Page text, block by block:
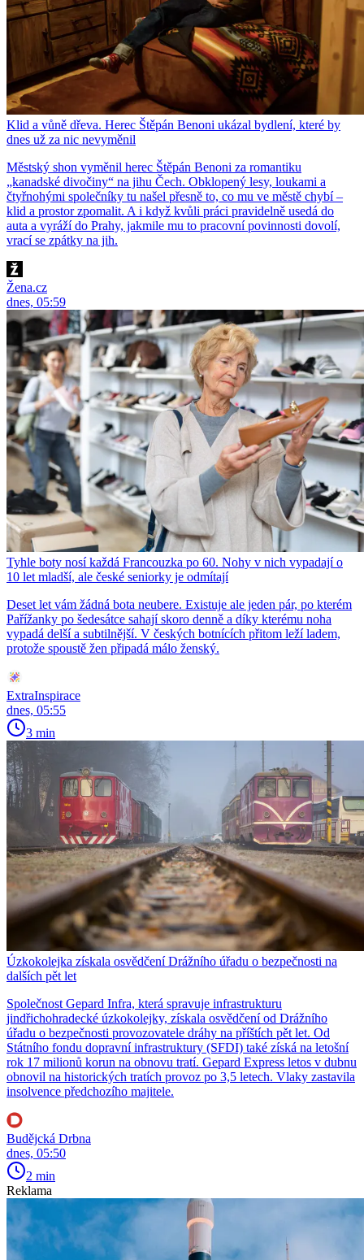
Klid a vůně dřeva. Herec Štěpán Benoni ukázal bydlení, které by
dnes už za nic nevyměnil
Městský shon vyměnil herec Štěpán Benoni za romantiku
„kanadské divočiny“ na jihu Čech. Obklopený lesy, loukami a
čtyřnohými společníky tu našel přesně to, co mu ve městě chybí –
klid a prostor zpomalit. A i když kvůli práci pravidelně usedá do
auta a vyráží do Prahy, jakmile mu to pracovní povinnosti dovolí,
vrací se zpátky na jih.
Žena.cz
dnes, 05:59
Tyhle boty nosí každá Francouzka po 60. Nohy v nich vypadají o
10 let mladší, ale české seniorky je odmítají
Deset let vám žádná bota neubere. Existuje ale jeden pár, po kterém
Pařížanky po šedesátce sahají skoro denně a díky kterému noha
vypadá delší a subtilnější. V českých botnících přitom leží ladem,
protože spoustě žen připadá málo ženský.
ExtraInspirace
dnes, 05:55
3 min
Úzkokolejka získala osvědčení Drážního úřadu o bezpečnosti na
dalších pět let
Společnost Gepard Infra, která spravuje infrastrukturu
jindřichohradecké úzkokolejky, získala osvědčení od Drážního
úřadu o bezpečnosti provozovatele dráhy na příštích pět let. Od
Státního fondu dopravní infrastruktury (SFDI) také získá na letošní
rok 17 milionů korun na obnovu tratí. Gepard Express letos v dubnu
obnovil na historických tratích provoz po 3,5 letech. Vlaky zastavila
insolvence předchozího majitele.
Budějcká Drbna
dnes, 05:50
2 min
Reklama